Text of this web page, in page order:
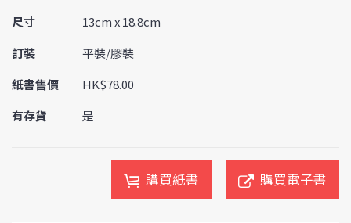
尺寸
13cm x 18.8cm
訂裝
平裝/膠裝
紙書售價
HK$78.00
有存貨
是
購買紙書 購買電子書